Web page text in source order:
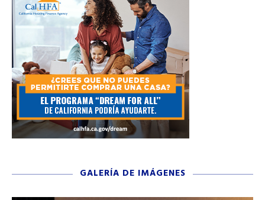
GALERÍA DE IMÁGENES